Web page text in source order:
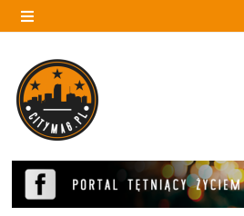
Skip
to
MENU